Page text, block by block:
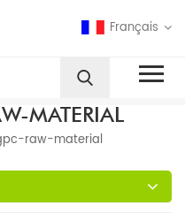
Français
MATERIAL
raw-material